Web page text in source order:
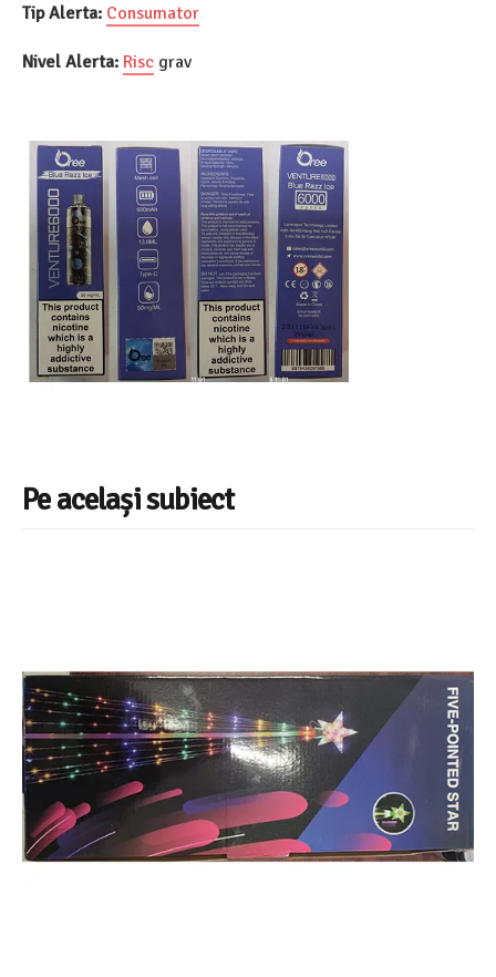
Tip Alerta: Consumator
Nivel Alerta: Risc grav
Pe același subiect